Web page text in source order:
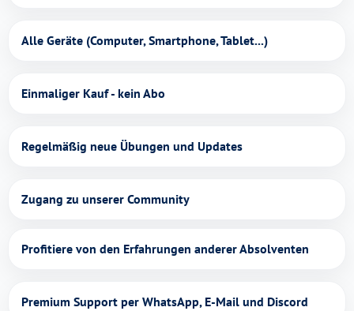
Alle Geräte (Computer, Smartphone, Tablet...)
Einmaliger Kauf - kein Abo
Regelmäßig neue Übungen und Updates
Zugang zu unserer Community
Profitiere von den Erfahrungen anderer Absolventen
Premium Support per WhatsApp, E-Mail und Discord